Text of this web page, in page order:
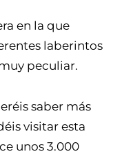
en la que
laberintos
peculiar.
saber más
visitar esta
unos 3.000